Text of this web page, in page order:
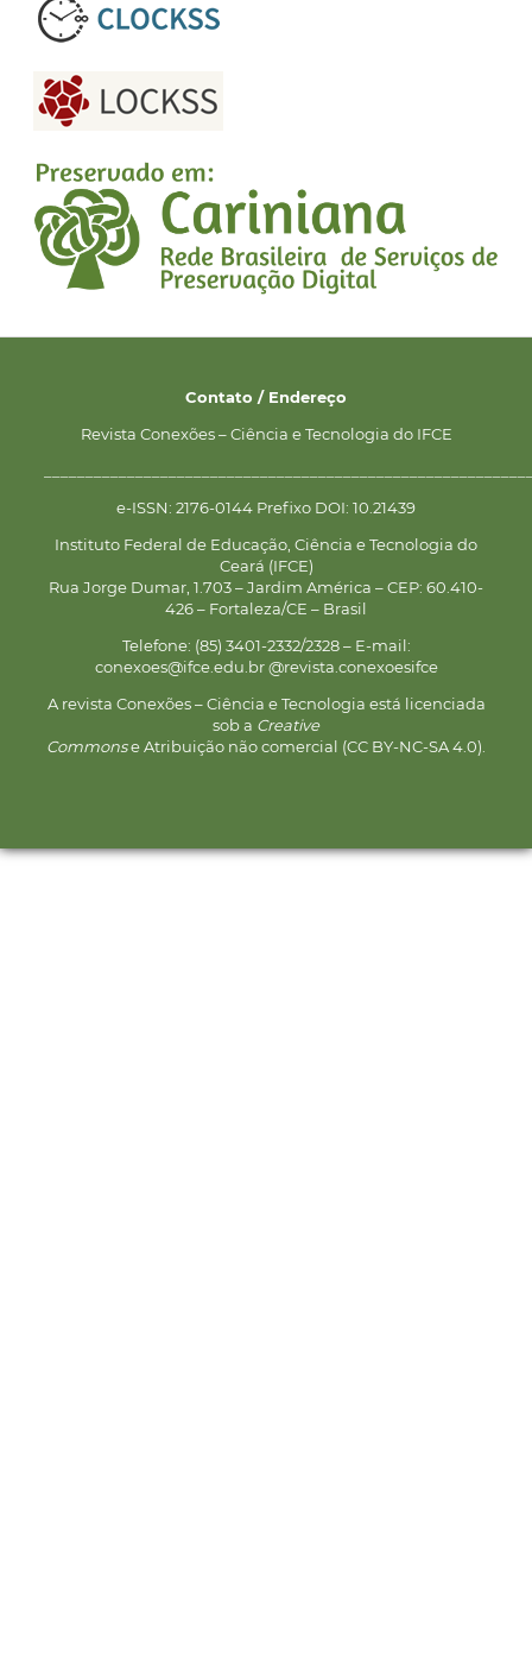
Contato / Endereço
Revista Conexões – Ciência e Tecnologia do IFCE
e-ISSN: 2176-0144 Prefixo DOI: 10.21439
Instituto Federal de Educação, Ciência e Tecnologia do
Ceará (IFCE)
Rua Jorge Dumar, 1.703 – Jardim América – CEP: 60.410-
426 – Fortaleza/CE – Brasil
Telefone: (85) 3401-2332/2328 – E-mail:
conexoes@ifce.edu.br @revista.conexoesifce
A revista Conexões – Ciência e Tecnologia está licenciada
sob a Creative
Commonse Atribuição não comercial (CC BY-NC-SA 4.0).